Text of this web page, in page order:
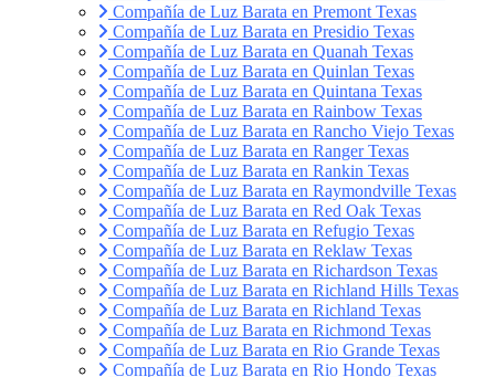
Compañía de Luz Barata en Premont Texas
Compañía de Luz Barata en Presidio Texas
Compañía de Luz Barata en Quanah Texas
Compañía de Luz Barata en Quinlan Texas
Compañía de Luz Barata en Quintana Texas
Compañía de Luz Barata en Rainbow Texas
Compañía de Luz Barata en Rancho Viejo Texas
Compañía de Luz Barata en Ranger Texas
Compañía de Luz Barata en Rankin Texas
Compañía de Luz Barata en Raymondville Texas
Compañía de Luz Barata en Red Oak Texas
Compañía de Luz Barata en Refugio Texas
Compañía de Luz Barata en Reklaw Texas
Compañía de Luz Barata en Richardson Texas
Compañía de Luz Barata en Richland Hills Texas
Compañía de Luz Barata en Richland Texas
Compañía de Luz Barata en Richmond Texas
Compañía de Luz Barata en Rio Grande Texas
Compañía de Luz Barata en Rio Hondo Texas